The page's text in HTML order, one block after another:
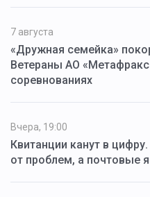
7 августа
«Дружная семейка»
Ветераны АО
соревнованиях
Вчера, 19:00
Квитанции канут в
от проблем, а почтовые